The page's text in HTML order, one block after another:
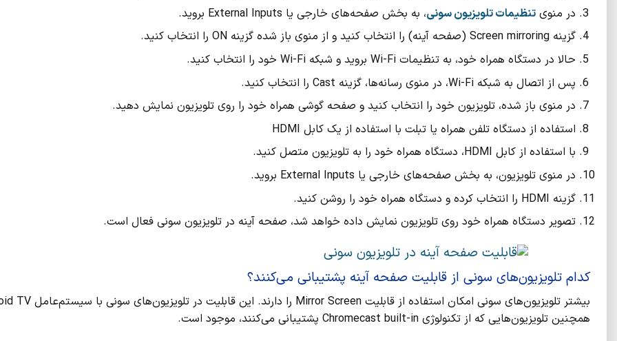
در منوی تنظیمات تلویزیون سونی، به بخش صفحه‌های خارجی یا External Inputs بروید.
گزینه Screen mirroring (صفحه آینه) را انتخاب کنید و از منوی باز شده گزینه ON را انتخاب کنید.
حالا در دستگاه همراه خود، به تنظیمات Wi-Fi بروید و شبکه Wi-Fi خود را انتخاب کنید.
پس از اتصال به شبکه Wi-Fi، در منوی رسانه‌ها، گزینه Cast را انتخاب کنید.
در منوی باز شده، تلویزیون خود را انتخاب کنید و صفحه گوشی همراه خود را روی تلویزیون نمایش دهید.
استفاده از دستگاه تلفن همراه یا تبلت با استفاده از یک کابل HDMI
با استفاده از کابل HDMI، دستگاه همراه خود را به تلویزیون متصل کنید.
در منوی تلویزیون، به بخش صفحه‌های خارجی یا External Inputs بروید.
گزینه HDMI را انتخاب کرده و دستگاه همراه خود را روشن کنید.
تصویر دستگاه همراه خود روی تلویزیون نمایش داده خواهد شد، صفحه آینه در تلویزیون سونی فعال است.
کدام تلویزیون‌های سونی از قابلیت صفحه آینه پشتیبانی می‌کنند؟
همچنین تلویزیون‌هایی که از تکنولوژی Chromecast built-in پشتیبانی می‌کنند، موجود است.